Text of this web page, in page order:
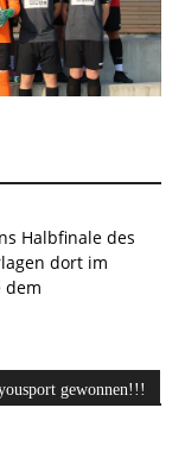
Halbfinale des
dort im
dem
gewonnen!!!